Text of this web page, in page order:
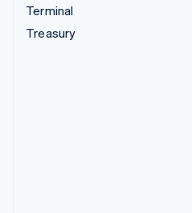
Terminal
Treasury